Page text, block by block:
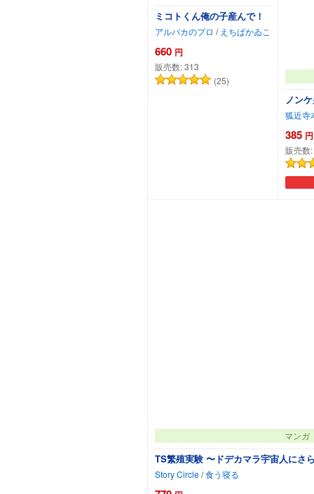
ミコトくん俺の子産んで！
アルパカのプロ / えちぱかゐこ
660 円
販売数:313
(25)
ノン
狐近寺
385 円
販売数:
マンガ
TS繁殖実験 〜ドデカマラ宇宙人にさ
Story Circle/食う寝る